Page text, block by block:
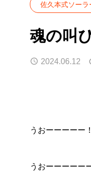
セミナー告知
佐久本式ソー
魂の叫
2024.06.12
うおーーーーー
うおーーーーー